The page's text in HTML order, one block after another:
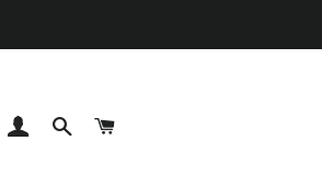
INGRESAR
BUSCAR